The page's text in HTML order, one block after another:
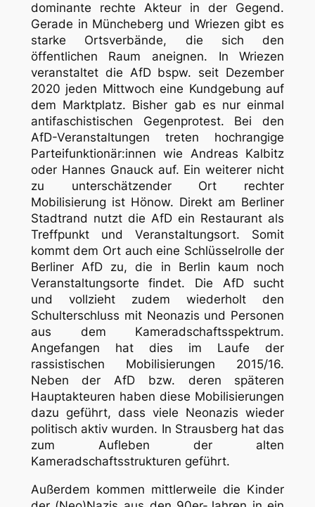
dominante rechte Akteur in der Gegend.
Gerade in Müncheberg und Wriezen gibt es
starke Ortsverbände, die sich den
öffentlichen Raum aneignen. In Wriezen
veranstaltet die AfD bspw. seit Dezember
2020 jeden Mittwoch eine Kundgebung auf
dem Marktplatz. Bisher gab es nur einmal
antifaschistischen Gegenprotest. Bei den
AfD-Veranstaltungen treten hochrangige
Parteifunktionär:innen wie Andreas Kalbitz
oder Hannes Gnauck auf. Ein weiterer nicht
zu unterschätzender Ort rechter
Mobilisierung ist Hönow. Direkt am Berliner
Stadtrand nutzt die AfD ein Restaurant als
Treffpunkt und Veranstaltungsort. Somit
kommt dem Ort auch eine Schlüsselrolle der
Berliner AfD zu, die in Berlin kaum noch
Veranstaltungsorte findet. Die AfD sucht
und vollzieht zudem wiederholt den
Schulterschluss mit Neonazis und Personen
aus dem Kameradschaftsspektrum.
Angefangen hat dies im Laufe der
rassistischen Mobilisierungen 2015/16.
Neben der AfD bzw. deren späteren
Hauptakteuren haben diese Mobilisierungen
dazu geführt, dass viele Neonazis wieder
politisch aktiv wurden. In Strausberg hat das
zum Aufleben der alten
Kameradschaftsstrukturen geführt.
Außerdem kommen mittlerweile die Kinder